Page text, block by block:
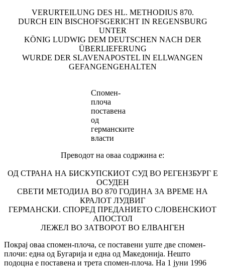
VERURTEILUNG DES HL. METHODIUS 870.
DURCH EIN BISCHOFSGERICHT IN REGENSBURG
UNTER
KÖNIG LUDWIG DEM DEUTSCHEN NACH DER
ÜBERLIEFERUNG
WURDE DER SLAVENAPOSTEL IN ELLWANGEN
GEFANGENGEHALTEN
Cпомен-
плоча
поставена
од
германските
власти
Преводот на оваа содржина е:
ОД СТРАНА НА БИСКУПСКИОТ СУД ВО РЕГЕНЗБУРГ Е
ОСУДЕН
СВЕТИ МЕТОДИЈА ВО 870 ГОДИНА ЗА ВРЕМЕ НА
КРАЛОТ ЛУДВИГ
ГЕРМАНСКИ. СПОРЕД ПРЕДАНИЕТО СЛОВЕНСКИОТ
АПОСТОЛ
ЛЕЖЕЛ ВО ЗАТВОРОТ ВО ЕЛВАНГЕН
Покрај оваа спомен-плоча, се поставени уште две спомен-
плочи: една од Бугарија и една од Македонија. Нешто
подоцна е поставена и трета спомен-плoча. На 1 јуни 1996